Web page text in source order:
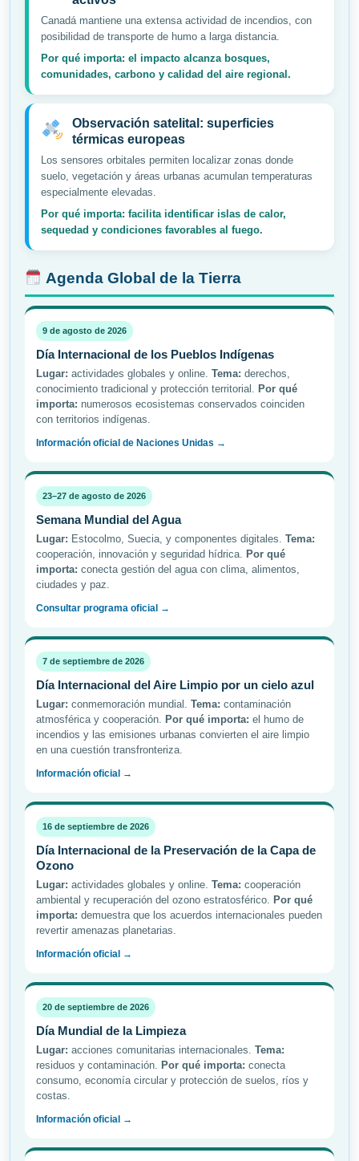
Canadá mantiene una extensa actividad de incendios, con
posibilidad de transporte de humo a larga distancia.
Por qué importa: el impacto alcanza bosques,
comunidades, carbono y calidad del aire regional.
Observación satelital: superficies
térmicas europeas
Los sensores orbitales permiten localizar zonas donde
suelo, vegetación y áreas urbanas acumulan temperaturas
especialmente elevadas.
Por qué importa: facilita identificar islas de calor,
sequedad y condiciones favorables al fuego.
Agenda Global de la Tierra
9 de agosto de 2026
Día Internacional de los Pueblos Indígenas
Lugar: actividades globales y online. Tema: derechos,
conocimiento tradicional y protección territorial. Por qué
importa: numerosos ecosistemas conservados coinciden
con territorios indígenas.
Información oficial de Naciones Unidas →
23–27 de agosto de 2026
Semana Mundial del Agua
Lugar: Estocolmo, Suecia, y componentes digitales. Tema:
cooperación, innovación y seguridad hídrica. Por qué
importa: conecta gestión del agua con clima, alimentos,
ciudades y paz.
Consultar programa oficial →
7 de septiembre de 2026
Día Internacional del Aire Limpio por un cielo azul
Lugar: conmemoración mundial. Tema: contaminación
atmosférica y cooperación. Por qué importa: el humo de
incendios y las emisiones urbanas convierten el aire limpio
en una cuestión transfronteriza.
Información oficial →
16 de septiembre de 2026
Día Internacional de la Preservación de la Capa de
Ozono
Lugar: actividades globales y online. Tema: cooperación
ambiental y recuperación del ozono estratosférico. Por qué
importa: demuestra que los acuerdos internacionales pueden
revertir amenazas planetarias.
Información oficial →
20 de septiembre de 2026
Día Mundial de la Limpieza
Lugar: acciones comunitarias internacionales. Tema:
residuos y contaminación. Por qué importa: conecta
consumo, economía circular y protección de suelos, ríos y
costas.
Información oficial →